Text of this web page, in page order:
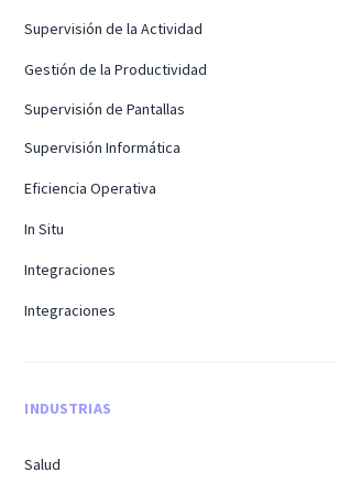
Supervisión de la Actividad
Gestión de la Productividad
Supervisión de Pantallas
Supervisión Informática
Eficiencia Operativa
In Situ
Integraciones
Integraciones
INDUSTRIAS
Salud